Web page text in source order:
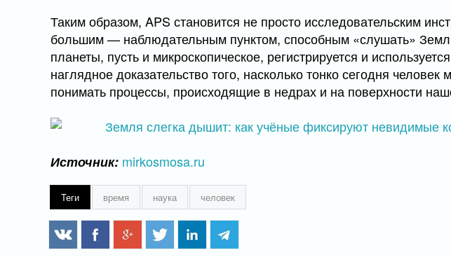
Таким образом, APS становится не просто исследовательским
большим — наблюдательным пунктом, способным «слушать»
планеты, пусть и микроскопическое, регистрируется и
наглядное доказательство того, насколько тонко сегодня человек
понимать процессы, происходящие в недрах и на поверхности
Источник: mirkosmosa.ru
Теги время наука человек